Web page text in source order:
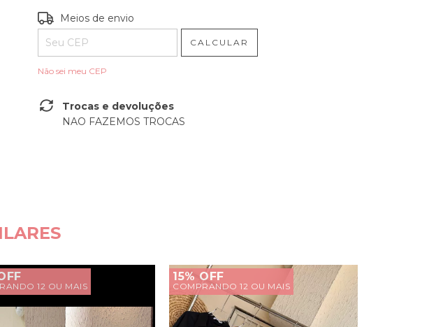
Entregas para o CEP:
Meios de envio
CALCULAR
Não sei meu CEP
Trocas e devoluções
NAO FAZEMOS TROCAS
12 OU MAIS
15% OFF
COMPRANDO 12 OU MAIS